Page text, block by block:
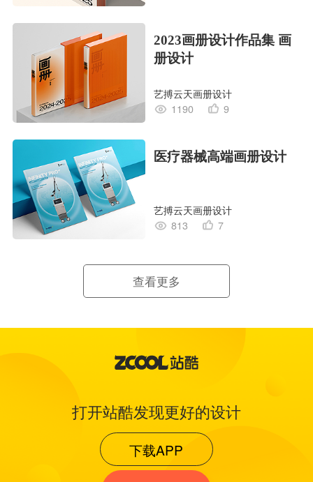
2023画册设计作品集 画
册设计
艺搏云天画册设计
1190
9
医疗器械高端画册设计
艺搏云天画册设计
813
7
查看更多
打开站酷发现更好的设计
下载APP